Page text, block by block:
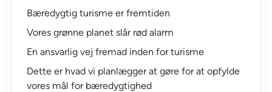
Bæredygtig turisme er fremtiden
Vores grønne planet slår rød alarm
En ansvarlig vej fremad inden for turisme
Dette er hvad vi planlægger at gøre for at opfylde
vores mål for bæredygtighed